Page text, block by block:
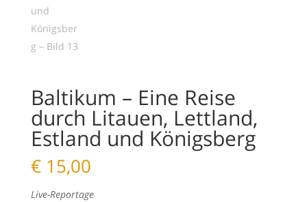
Baltikum – Eine Reise
durch Litauen, Lettland,
Estland und Königsberg
€15,00
Live-Reportage